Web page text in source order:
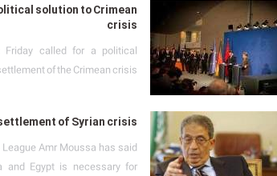
solution to Crimean
crisis
Friday called for a political
of the Crimean crisis.
of Syrian crisis
Amr Moussa has said
and Egypt is necessary for